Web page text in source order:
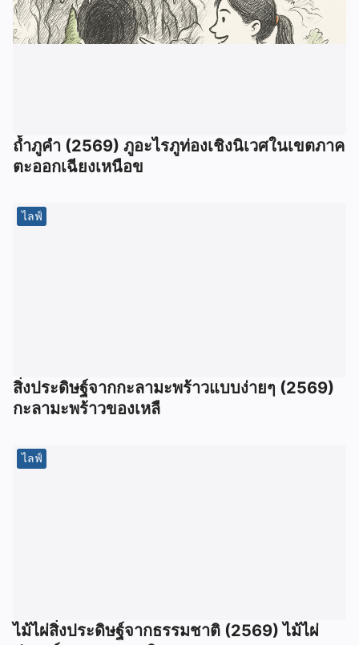
ถ้ำภูคำ (2569) ภูอะไรภูท่องเชิงนิเวศในเขตภาค
ตะออกเฉียงเหนือข
ไลฟ์
สิ่งประดิษฐ์จากกะลามะพร้าวแบบง่ายๆ (2569)
กะลามะพร้าวของเหลื
ไลฟ์
ไม้ไผ่สิ่งประดิษฐ์จากธรรมชาติ (2569) ไม้ไผ่